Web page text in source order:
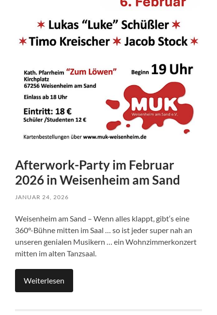
Afterwork-Party im Februar
2026 in Weisenheim am Sand
JANUAR 24, 2026
Weisenheim am Sand – Wenn alles klappt, gibt‘s eine
360°-Bühne mitten im Saal … so ist jeder super nah an
unseren genialen Musikern … ein Wohnzimmerkonzert
mitten im alten Tanzsaal.
Weiterlesen